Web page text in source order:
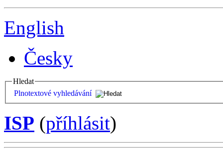
English
Česky
Hledat
Plnotextové vyhledávání
ISP (příhlásit)